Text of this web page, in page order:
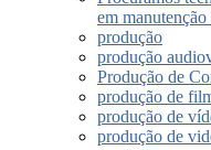
em
produção
produção
Produção de
produção de
produção de
produção de